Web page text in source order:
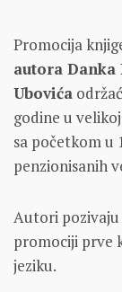
Promocija
autora
Ubovića
godine u
sa početkom u
penzionisanih
Autori pozivaju
promociji prve
jeziku.